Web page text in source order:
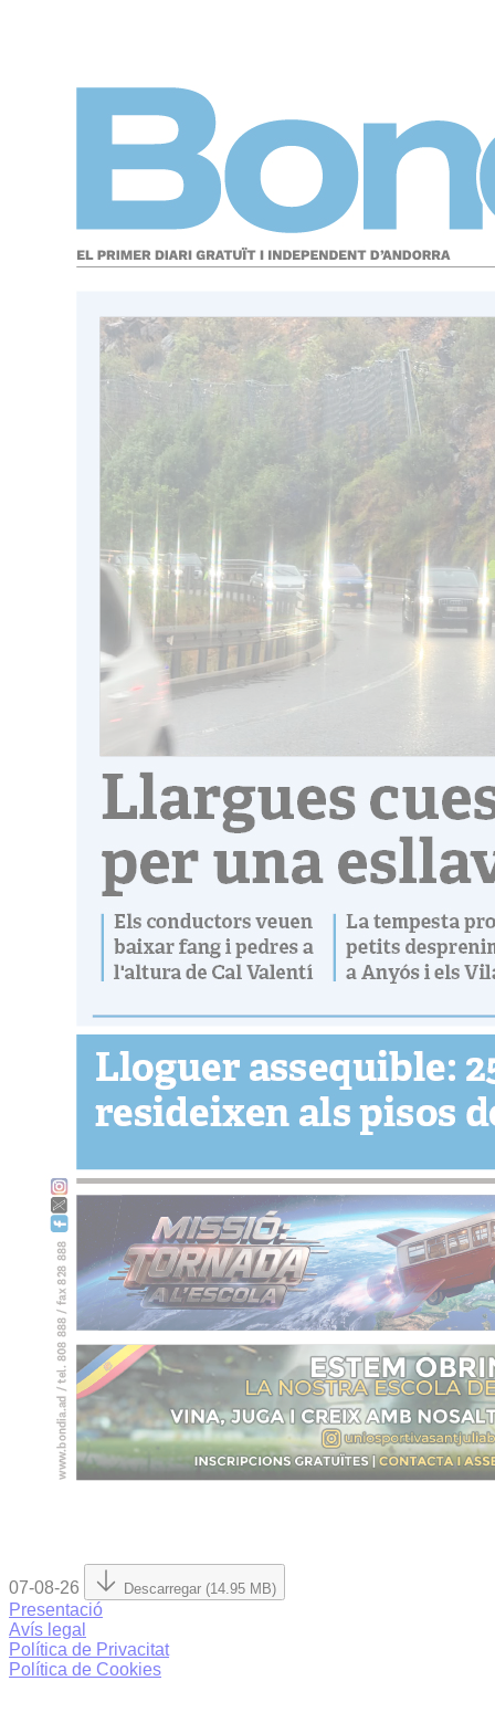
07-08-26 Descarregar (14.95 MB)
Presentació
Avís legal
Política de Privacitat
Política de Cookies